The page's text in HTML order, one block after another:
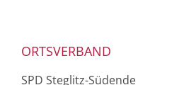
ORTSVERBAND
SPD Steglitz-Südende